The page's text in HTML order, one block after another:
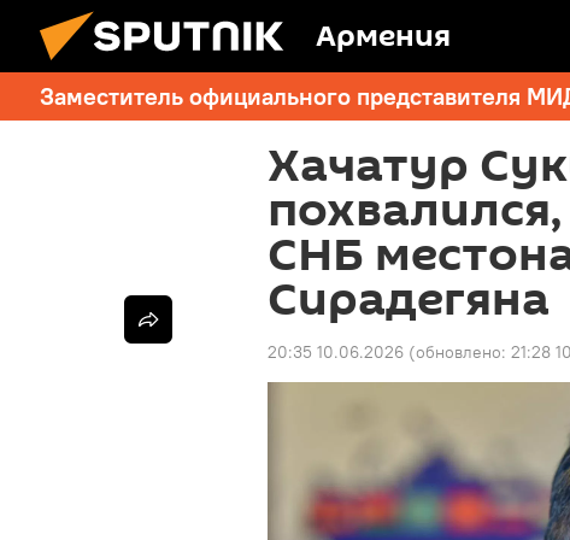
Армения
Заместитель официального представителя
Хачатур
СНБ
Сирадегяна
20:35 10.06.2026 (обновлено: 21:28